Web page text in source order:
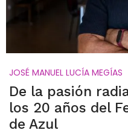
JOSÉ MANUEL LUCÍA MEGÍAS
De la pasión
los 20 años del
de Azul